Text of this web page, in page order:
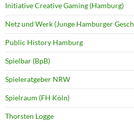
Initiative Creative Gaming (Hamburg)
Netz und Werk (Junge Hamburger
Public History Hamburg
Spielbar (BpB)
Spieleratgeber NRW
Spielraum (FH Köln)
Thorsten Logge